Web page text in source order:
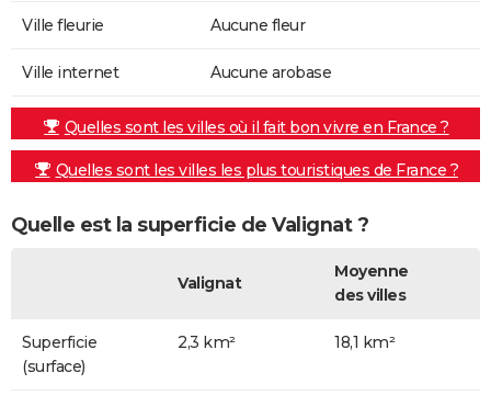
Ville fleurie Aucune fleur
Ville internet Aucune arobase
Quelles sont les villes où il fait bon vivre en France ?
Quelles sont les villes les plus touristiques de France ?
Quelle est la superficie de Valignat ?
Valignat
Moyenne
des villes
Superficie
(surface)
2,3 km² 18,1 km²